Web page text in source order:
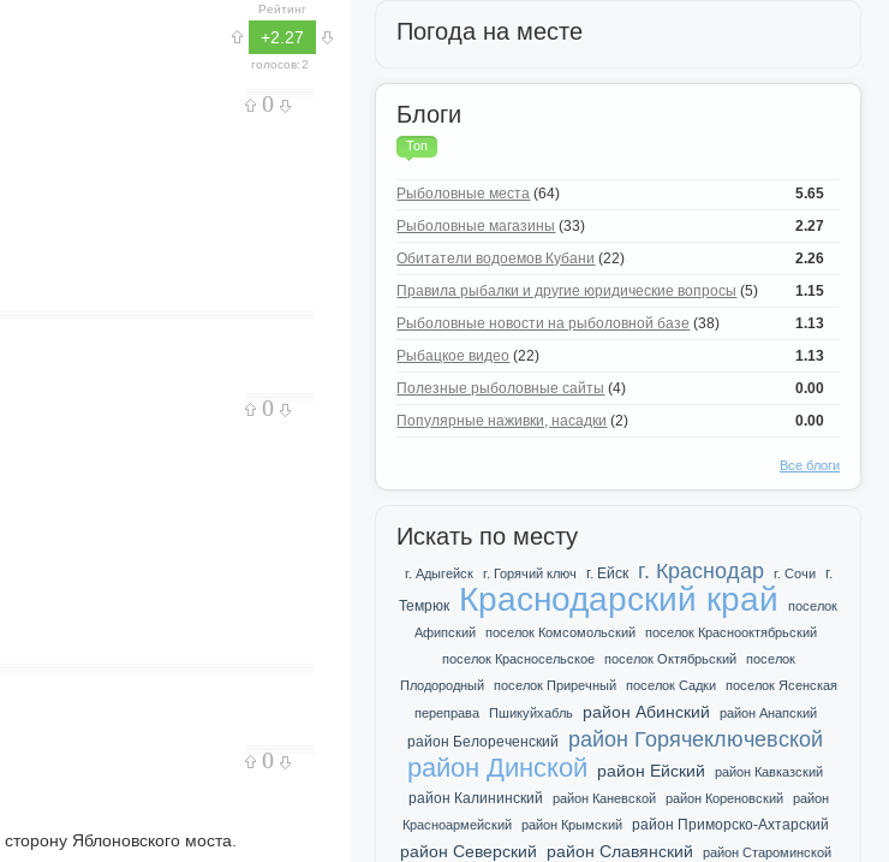
Рейтинг
+2.27
голосов: 2
0
0
0
Яблоновского моста.
Погода на месте
Блоги
Топ
5.65
Рыболовные места (64)
2.27
Рыболовные магазины (33)
2.26
Обитатели водоемов Кубани (22)
1.15
Правила рыбалки и другие юридические вопросы (5)
1.13
Рыболовные новости на рыболовной базе (38)
1.13
Рыбацкое видео (22)
0.00
Полезные рыболовные сайты (4)
0.00
Популярные наживки, насадки (2)
Все блоги
Искать по месту
г. Адыгейск г. Горячий ключ г. Ейск г. Краснодар г. Сочи
г.
Темрюк
Краснодарский край
поселок
Афипский
поселок Комсомольский
поселок Краснооктябрьский
поселок Красносельское
поселок Октябрьский
поселок
Плодородный
поселок Приречный поселок Садки
поселок Ясенская
переправа
Пшикуйхабль район Абинский район Анапский
район Белореченский район Горячеключевской
район Динской район Ейский район Кавказский
район Калининский район Каневской район Кореновский
район
Красноармейский
район Крымский район Приморско-Ахтарский
район Северский район Славянский
район Староминской